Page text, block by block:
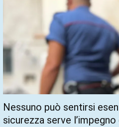
Nessuno può sentirsi
sicurezza serve